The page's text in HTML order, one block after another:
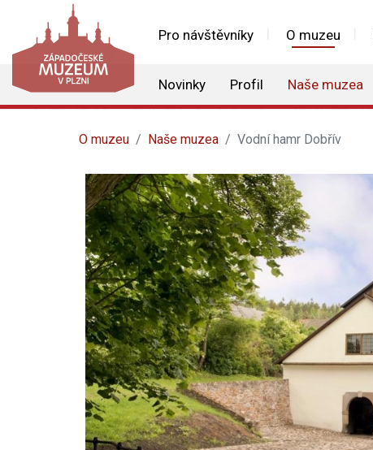
Pro návštěvníky O muzeu
Novinky Profil Naše muzea
O muzeu Naše muzea Vodní hamr Dobřív